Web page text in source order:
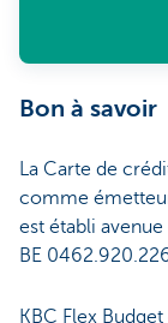
Bon à savoir
La Carte de
comme
est établi
BE
KBC Flex